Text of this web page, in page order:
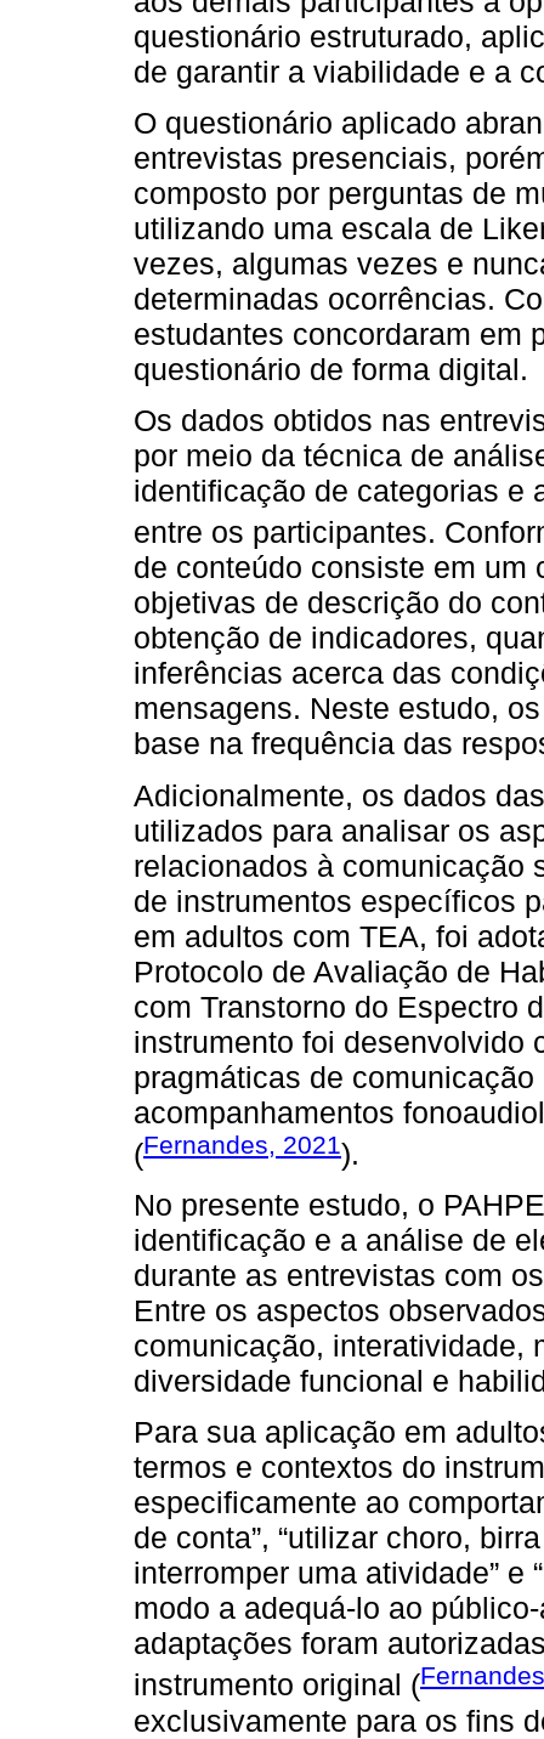
questionário estruturado,
de garantir a viabilidade e a
O questionário aplicado
entrevistas presenciais,
composto por perguntas de
utilizando uma escala de
vezes, algumas vezes e
determinadas ocorrências.
estudantes concordaram em
questionário de forma digital.
Os dados obtidos nas
por meio da técnica de
identificação de categorias e
entre os participantes.
de conteúdo consiste em
objetivas de descrição do
obtenção de indicadores,
inferências acerca das
mensagens. Neste estudo,
base na frequência das
Adicionalmente, os dados
utilizados para analisar os
relacionados à comunicação
de instrumentos específicos
em adultos com TEA, foi
Protocolo de Avaliação de
com Transtorno do Espectro
instrumento foi desenvolvido
pragmáticas de
acompanhamentos
(Fernandes, 2021).
No presente estudo, o
identificação e a análise de
durante as entrevistas com
Entre os aspectos
comunicação, interatividade,
diversidade funcional e
Para sua aplicação em
termos e contextos do
especificamente ao
de conta”, “utilizar choro,
interromper uma atividade” e
modo a adequá-lo ao
adaptações foram
instrumento original (
exclusivamente para os fins